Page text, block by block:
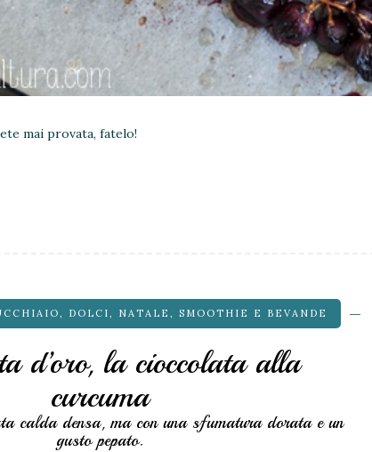
mai provata, fatelo!
, DOLCI , NATALE , SMOOTHIE E BEVANDE
d’oro, la cioccolata alla
curcuma
calda densa, ma con una sfumatura dorata e un
gusto pepato.